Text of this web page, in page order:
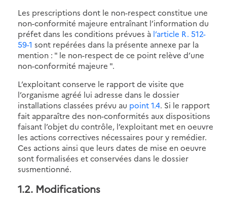
Les prescriptions dont le non-respect constitue une
non-conformité majeure entraînant l’information du
préfet dans les conditions prévues à l’article R. 512-
59-1 sont repérées dans la présente annexe par la
mention : " le non-respect de ce point relève d’une
non-conformité majeure ".
L’exploitant conserve le rapport de visite que
l’organisme agréé lui adresse dans le dossier
installations classées prévu au point 1.4. Si le rapport
fait apparaître des non-conformités aux dispositions
faisant l’objet du contrôle, l’exploitant met en oeuvre
les actions correctives nécessaires pour y remédier.
Ces actions ainsi que leurs dates de mise en oeuvre
sont formalisées et conservées dans le dossier
susmentionné.
1.2. Modifications